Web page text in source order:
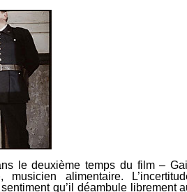
le deuxième temps du film –
musicien alimentaire.
sentiment qu’il déambule librement